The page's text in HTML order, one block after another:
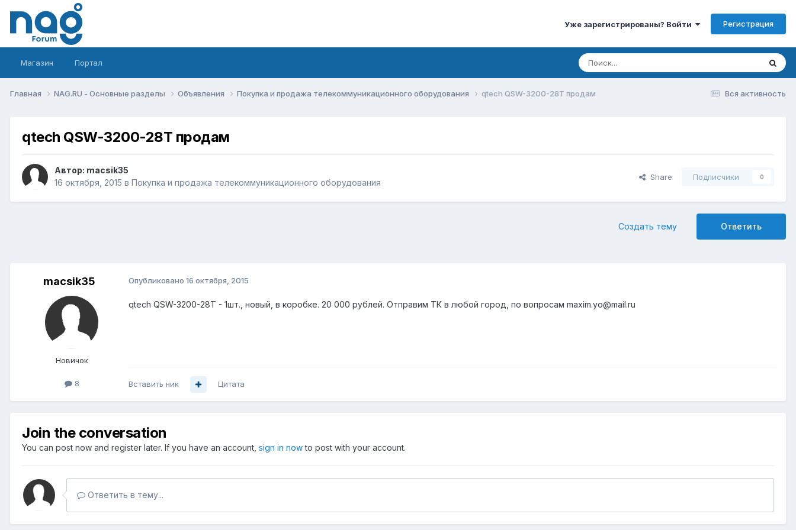
Уже зарегистрированы? Войти Регистрация
Магазин Портал
Вся активность
Главная NAG.RU - Основные разделы Объявления Покупка и продажа телекоммуникационного оборудования qtech QSW-3200-28T продам
qtech QSW-3200-28T продам
Автор: macsik35
16 октября, 2015 в Покупка и продажа телекоммуникационного оборудования
Share Подписчики 0
Ответить
Создать тему
macsik35
Новичок
8
Опубликовано 16 октября, 2015
qtech QSW-3200-28T - 1шт., новый, в коробке. 20 000 рублей. Отправим ТК в любой город, по вопросам maxim.yo@mail.ru
Вставить ник Цитата
Join the conversation
You can post now and register later. If you have an account, sign in nowto post with your account.
Ответить в тему...